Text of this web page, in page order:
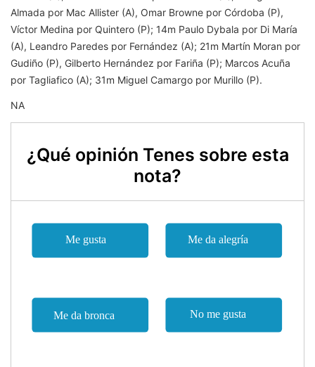
Almada por Mac Allister (A), Omar Browne por Córdoba (P),
Víctor Medina por Quintero (P); 14m Paulo Dybala por Di María
(A), Leandro Paredes por Fernández (A); 21m Martín Moran por
Gudiño (P), Gilberto Hernández por Fariña (P); Marcos Acuña
por Tagliafico (A); 31m Miguel Camargo por Murillo (P).
NA
¿Qué opinión Tenes sobre esta
nota?